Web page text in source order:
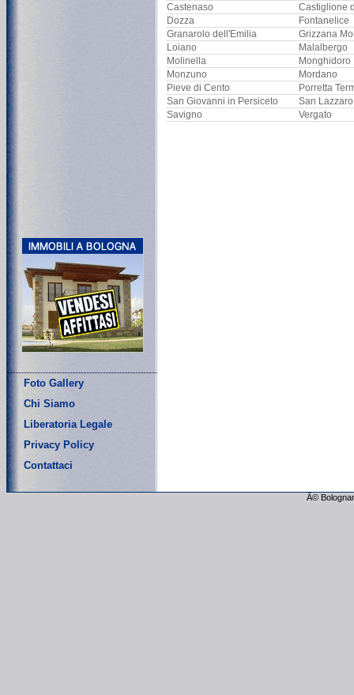
Foto Gallery
Chi Siamo
Liberatoria Legale
Privacy Policy
Contattaci
Castenaso
Castiglione
Dozza
Fontanelice
Granarolo dell'Emilia
Grizzana
Loiano
Malalbergo
Molinella
Monghidoro
Monzuno
Mordano
Pieve di Cento
Porretta
San Giovanni in Persiceto
San
Savigno
Vergato
Â©